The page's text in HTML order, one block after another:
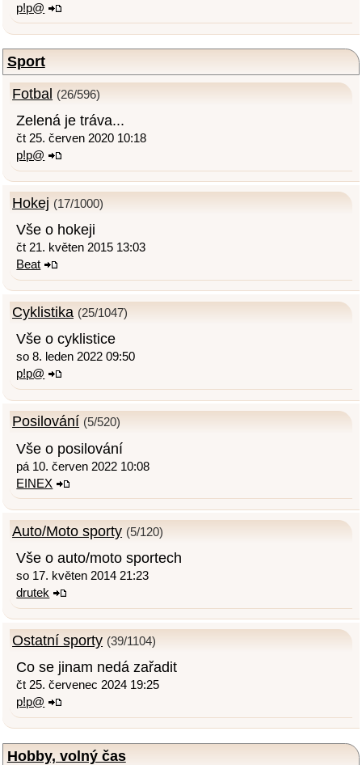
p!p@
Sport
Fotbal (26/596)
Zelená je tráva...
čt 25. červen 2020 10:18
p!p@
Hokej (17/1000)
Vše o hokeji
čt 21. květen 2015 13:03
Beat
Cyklistika (25/1047)
Vše o cyklistice
so 8. leden 2022 09:50
p!p@
Posilování (5/520)
Vše o posilování
pá 10. červen 2022 10:08
EINEX
Auto/Moto sporty (5/120)
Vše o auto/moto sportech
so 17. květen 2014 21:23
drutek
Ostatní sporty (39/1104)
Co se jinam nedá zařadit
čt 25. červenec 2024 19:25
p!p@
Hobby, volný čas